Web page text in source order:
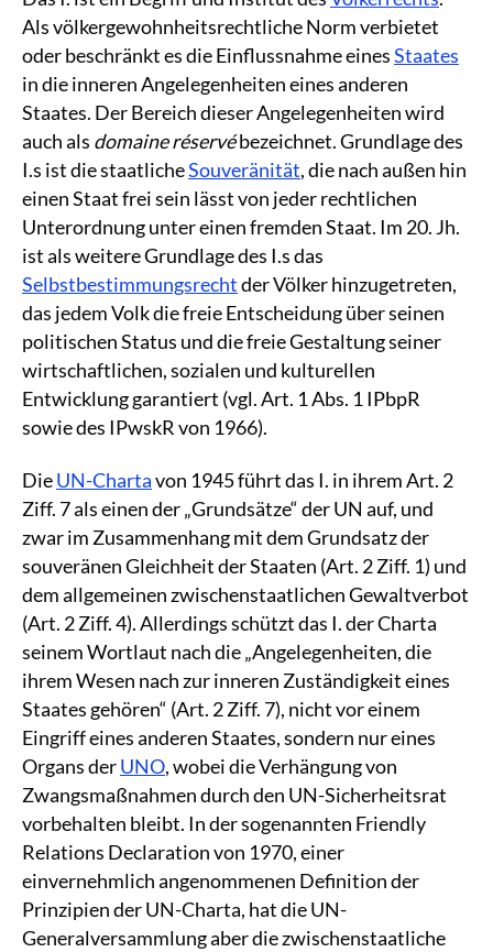
Als völkergewohnheitsrechtliche Norm verbietet
oder beschränkt es die Einflussnahme einesStaates
in die inneren Angelegenheiten eines anderen
Staates. Der Bereich dieser Angelegenheiten wird
auch als domaine réservébezeichnet. Grundlage des
I.s ist die staatlicheSouveränität, die nach außen hin
einen Staat frei sein lässt von jeder rechtlichen
Unterordnung unter einen fremden Staat. Im 20. Jh.
ist als weitere Grundlage des I.s das
Selbstbestimmungsrechtder Völker hinzugetreten,
das jedem Volk die freie Entscheidung über seinen
politischen Status und die freie Gestaltung seiner
wirtschaftlichen, sozialen und kulturellen
Entwicklung garantiert (vgl. Art. 1 Abs. 1 IPbpR
sowie des IPwskR von 1966).
DieUN-Chartavon 1945 führt das I. in ihrem Art. 2
Ziff. 7 als einen der „Grundsätze“ der UN auf, und
zwar im Zusammenhang mit dem Grundsatz der
souveränen Gleichheit der Staaten (Art. 2 Ziff. 1) und
dem allgemeinen zwischenstaatlichen Gewaltverbot
(Art. 2 Ziff. 4). Allerdings schützt das I. der Charta
seinem Wortlaut nach die „Angelegenheiten, die
ihrem Wesen nach zur inneren Zuständigkeit eines
Staates gehören“ (Art. 2 Ziff. 7), nicht vor einem
Eingriff eines anderen Staates, sondern nur eines
Organs derUNO, wobei die Verhängung von
Zwangsmaßnahmen durch den UN-Sicherheitsrat
vorbehalten bleibt. In der sogenannten Friendly
Relations Declaration von 1970, einer
einvernehmlich angenommenen Definition der
Prinzipien der UN-Charta, hat die UN-
Generalversammlung aber die zwischenstaatliche